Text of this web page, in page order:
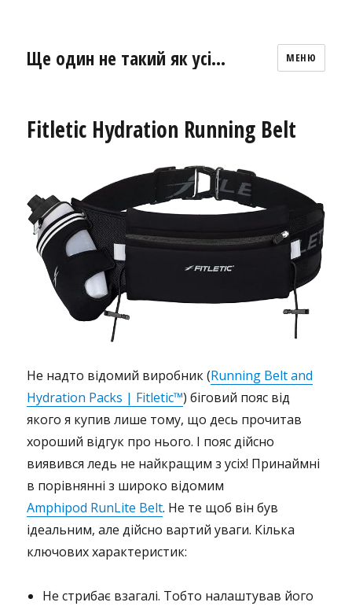
Ще один не такий як усі… МЕНЮ
Fitletic Hydration Running Belt
Не надто відомий виробник (Running Belt and
Hydration Packs | Fitletic™) біговий пояс від
якого я купив лише тому, що десь прочитав
хороший відгук про нього. І пояс дійсно
виявився ледь не найкращим з усіх! Принаймні
в порівнянні з широко відомим
Amphipod RunLite Belt. Не те щоб він був
ідеальним, але дійсно вартий уваги. Кілька
ключових характеристик:
Не стрибає взагалі. Тобто налаштував його